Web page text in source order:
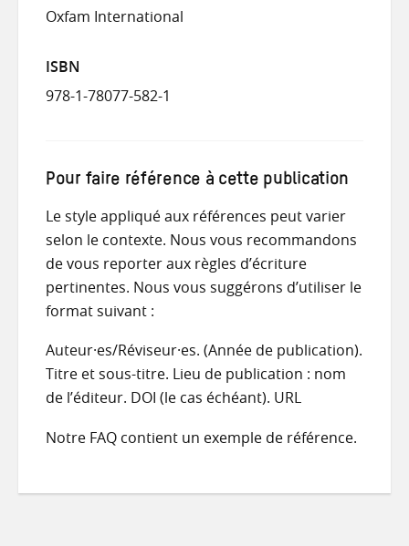
Oxfam International
ISBN
978-1-78077-582-1
Pour faire référence à cette publication
Le style appliqué aux références peut varier
selon le contexte. Nous vous recommandons
de vous reporter aux règles d’écriture
pertinentes. Nous vous suggérons d’utiliser le
format suivant :
Auteur·es/Réviseur·es. (Année de publication).
Titre et sous-titre. Lieu de publication : nom
de l’éditeur. DOI (le cas échéant). URL
Notre FAQ contient un exemple de référence.